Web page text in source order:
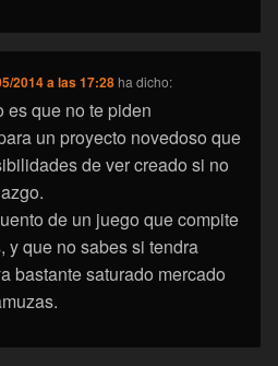
2014 a las 17:28 ha dicho:
es que no te piden
un proyecto novedoso que
de ver creado si no
de un juego que compite
y que no sabes si tendra
bastante saturado mercado